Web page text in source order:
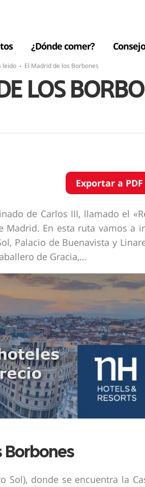
¿Dónde comer?
leido El Madrid de los Borbones
LOS
Exportar a PDF
de Carlos III, llamado el
Madrid. En esta ruta vamos a
Palacio de Buenavista y
de Gracia,…
Borbones
Sol), donde se encuentra la